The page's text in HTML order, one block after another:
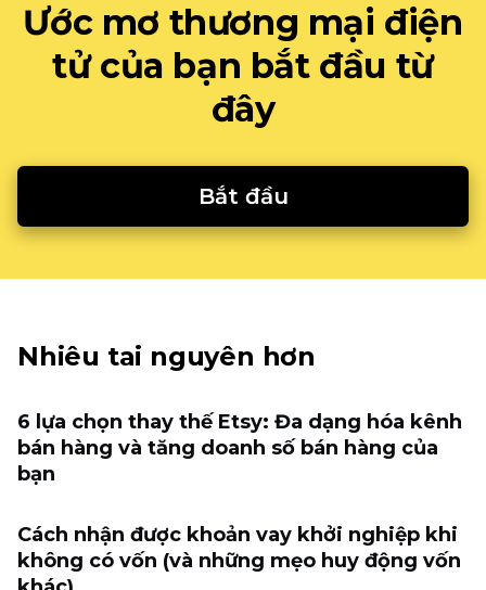
Ước mơ thương mại điện
tử của bạn bắt đầu từ
đây
Bắt đầu
Nhiêu tai nguyên hơn
6 lựa chọn thay thế Etsy: Đa dạng hóa kênh
bán hàng và tăng doanh số bán hàng của
bạn
Cách nhận được khoản vay khởi nghiệp khi
không có vốn (và những mẹo huy động vốn